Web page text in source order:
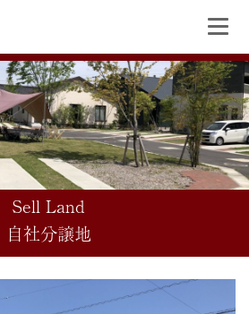
Sell Land
自社分譲地